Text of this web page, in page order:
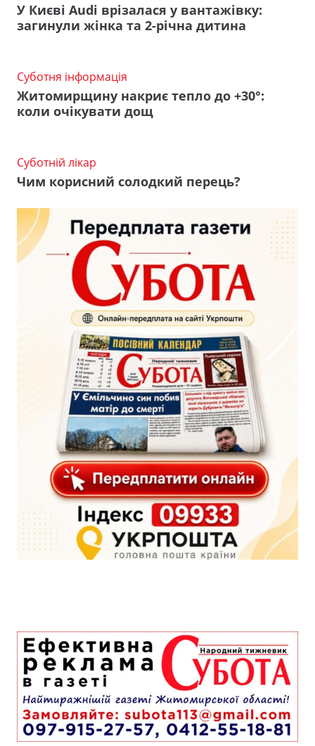
У Києві Audi врізалася у вантажівку:
загинули жінка та 2-річна дитина
Суботня інформація
Житомирщину накриє тепло до +30°:
коли очікувати дощ
Суботній лікар
Чим корисний солодкий перець?